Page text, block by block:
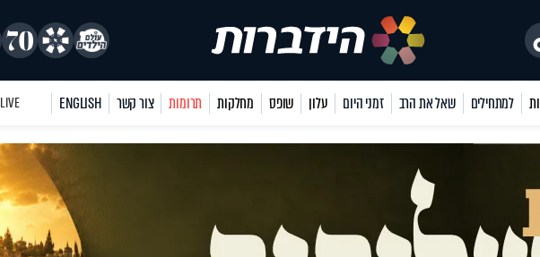
למתחילים שאל את הרב זמני היום עלון שופס מחלקות תרומות צור קשר ENGLISH
LIVE